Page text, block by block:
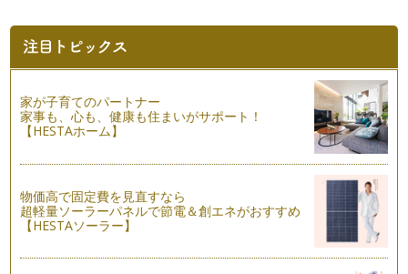
とびだす絵本「あかまるちゃん」
毎日暑い日が続いていますが、いかがお過ごしですか？ 話題
はオリンピックでしょうか。 …
8月の絵本『なにをたべてきたの？』
幼稚園や小学校が夏休みに入ると一気に夏本番！！ですね。8
月は子ども向けのワークショップをや…
あかちゃんの絵本5『たまごのあかちゃん』
梅雨が終わっていよいよ夏本番がやってきます！ 夏はやっぱ
り気持ちがウキウキしますね。思い出…
7月の絵本『さんぽのしるし』
あっという間に今年も半分が終わりもう7月です。夏と言えば
海！山！夏休み！キャンプ！ 子ども…
家が子育てのパートナー
家事も、心も、健康も住まいがサポート！
【HESTAホーム】
物価高で固定費を見直すなら
超軽量ソーラーパネルで節電＆創エネがおすすめ
【HESTAソーラー】